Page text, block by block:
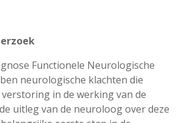
Functionele Neurologische
neurologische klachten die
in de werking van de
uitleg van de neuroloog over deze